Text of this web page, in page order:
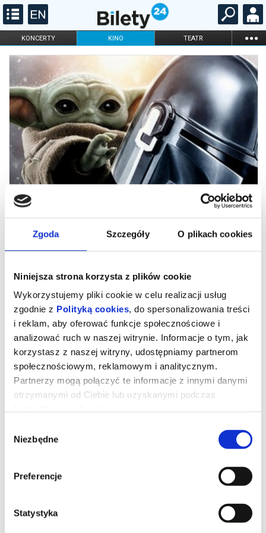
Zgoda Szczegóły O plikach cookies
Niniejsza strona korzysta z plików cookie
Wykorzystujemy pliki cookie w celu realizacji usług
zgodnie z Polityką cookies, do spersonalizowania treści
i reklam, aby oferować funkcje społecznościowe i
analizować ruch w naszej witrynie. Informacje o tym, jak
korzystasz z naszej witryny, udostępniamy partnerom
społecznościowym, reklamowym i analitycznym.
Partnerzy mogą połączyć te informacje z innymi danymi
otrzymanymi od Ciebie lub uzyskanymi podczas
zgody
Niezbędne
Preferencje
Statystyka
KONCERTY KINO TEATR ...
FILHARMONIA OPERA I BALET
STAND-UP
DLA DZIECI
Mandalorian i Grogu / 2D NAP
Złowrogie Imperium upadło, a imperialni watażkowie wciąż są
rozproszeni po całej galaktyce. Nowo powstała Nowa Republika,
o pomoc do legendarnego mandaloriańskiego łowcy nagród, Dina
Djarina, i jego młodego ucznia, Grogu.